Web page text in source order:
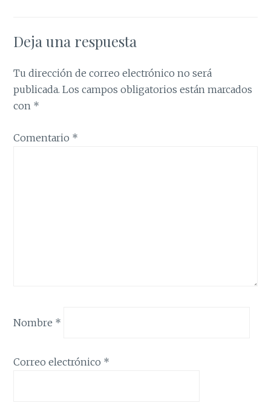
Deja una respuesta
Tu dirección de correo electrónico no será
publicada. Los campos obligatorios están marcados
con *
Comentario *
Nombre *
Correo electrónico *